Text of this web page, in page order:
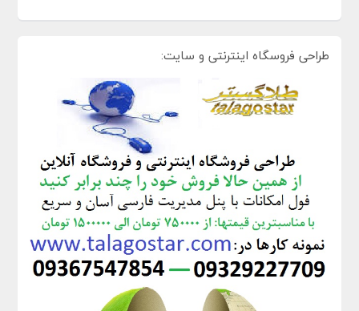
طراحی فروسگاه اینترنتی و سایت: